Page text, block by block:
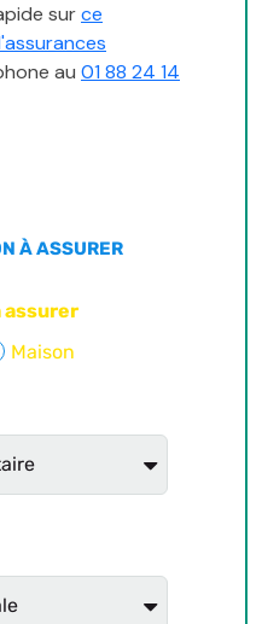
surce
au 01 88 24 14